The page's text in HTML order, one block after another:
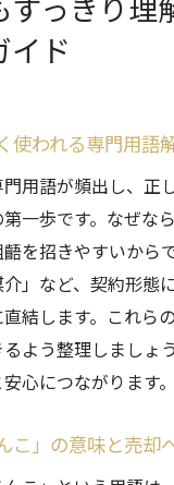
イド
使われる専門用語
用語が頻出し、正
一歩です。なぜな
を招きやすいから
」など、契約形態
結します。これら
よう整理しましょ
心につながります。
こ」の意味と売却